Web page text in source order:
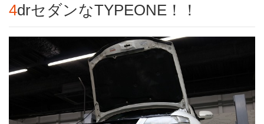
4drセダンなTYPEONE！！